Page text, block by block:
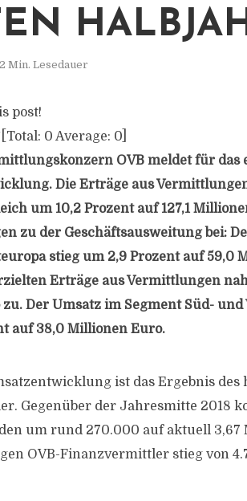
2 Min. Lesedauer
post!
[Total: 0 Average: 0
OVB meldet für das
Die Erträge aus
um 10,2 Prozent auf 127,1
zu der Geschäftsausweitung bei:
stieg um 2,9 Prozent auf 59,0
Erträge aus Vermittlungen
Der Umsatz im Segment Süd-
auf 38,0 Millionen Euro.
ist das Ergebnis
Gegenüber der Jahresmitte 2018
um rund 270.000 auf aktuell 3,67
OVB-Finanzvermittler stieg von